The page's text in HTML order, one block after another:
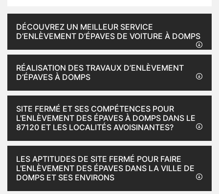
DÉCOUVREZ UN MEILLEUR SERVICE
D’ENLÈVEMENT D’ÉPAVES DE VOITURE À DOMPS
RÉALISATION DES TRAVAUX D’ENLÈVEMENT
D’ÉPAVES À DOMPS
SITE FERMÉ ET SES COMPÉTENCES POUR
L'ENLÈVEMENT DES ÉPAVES À DOMPS DANS LE
87120 ET LES LOCALITÉS AVOISINANTES?
LES APTITUDES DE SITE FERMÉ POUR FAIRE
L'ENLÈVEMENT DES ÉPAVES DANS LA VILLE DE
DOMPS ET SES ENVIRONS